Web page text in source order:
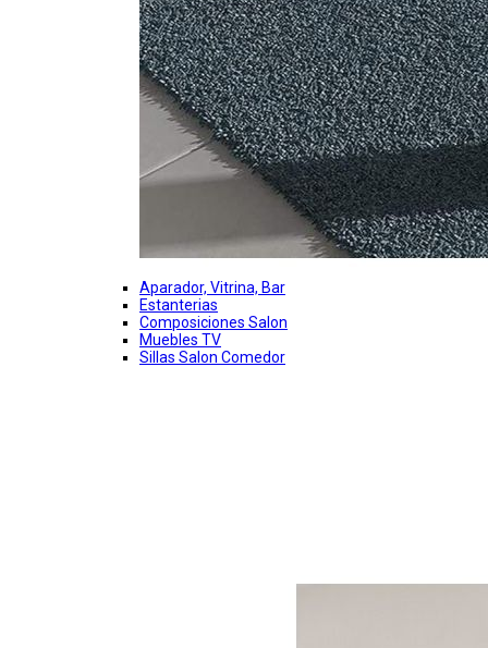
Aparador, Vitrina, Bar
Estanterias
Composiciones Salon
Muebles TV
Sillas Salon Comedor